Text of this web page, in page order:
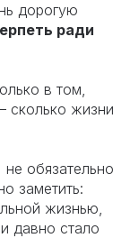
дорогую
ради
в том,
сколько жизни
обязательно
заметить:
жизнью,
давно стало